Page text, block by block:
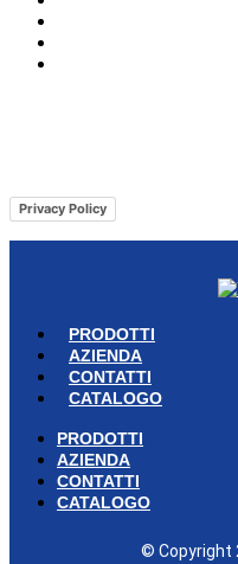
Privacy Policy
PRODOTTI
AZIENDA
CONTATTI
CATALOGO
PRODOTTI
AZIENDA
CONTATTI
CATALOGO
© Copyright